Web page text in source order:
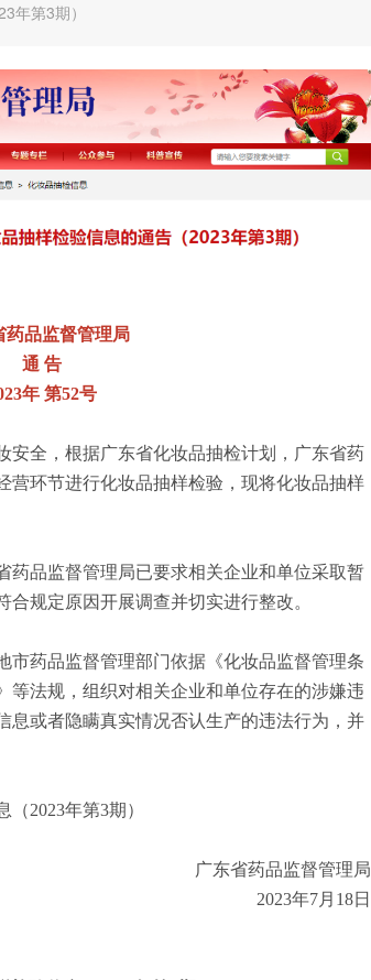
年第3期）
药品监督管理局
通 告
年 第52号
全，根据广东省化妆品抽检计划，广东省药
营环节进行化妆品抽样检验，现将化妆品抽样
品监督管理局已要求相关企业和单位采取暂
规定原因开展调查并切实进行整改。
药品监督管理部门依据《化妆品监督管理条
等法规，组织对相关企业和单位存在的涉嫌违
息或者隐瞒真实情况否认生产的违法行为，并
2023年第3期）
广东省药品监督管理局
2023年7月18日